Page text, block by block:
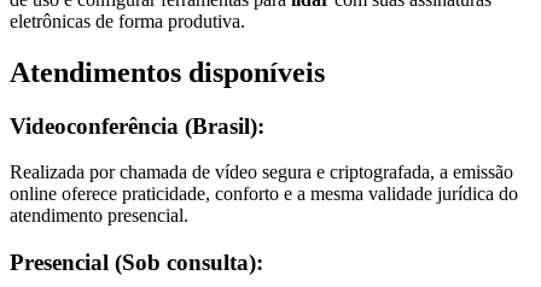
eletrônicas de forma produtiva.
Atendimentos disponíveis
Videoconferência (Brasil):
Realizada por chamada de vídeo segura e criptografada, a emissão
online oferece praticidade, conforto e a mesma validade jurídica do
atendimento presencial.
Presencial (Sob consulta):